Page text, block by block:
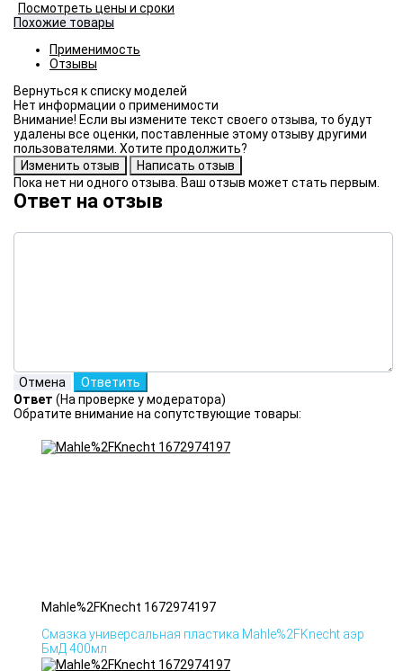
Посмотреть цены и сроки
Похожие товары
Применимость
Отзывы
Нет информации о применимости
Внимание! Если вы измените текст своего отзыва, то будут
удалены все оценки, поставленные этому отзыву другими
пользователями. Хотите продолжить?
Пока нет ни одного отзыва. Ваш отзыв может стать первым.
Ответ на отзыв
Ответ (На проверке у модератора)
Обратите внимание на сопутствующие товары:
Mahle%2FKnecht 1672974197
Смазка универсальная пластика Mahle%2FKnecht аэр
БмД 400мл